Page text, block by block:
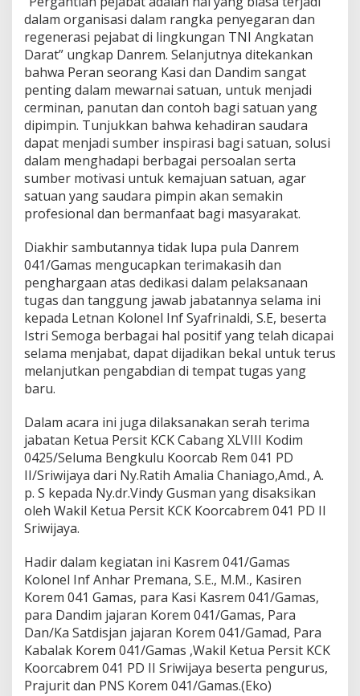
dalam organisasi dalam rangka penyegaran dan
regenerasi pejabat di lingkungan TNI Angkatan
Darat” ungkap Danrem. Selanjutnya ditekankan
bahwa Peran seorang Kasi dan Dandim sangat
penting dalam mewarnai satuan, untuk menjadi
cerminan, panutan dan contoh bagi satuan yang
dipimpin. Tunjukkan bahwa kehadiran saudara
dapat menjadi sumber inspirasi bagi satuan, solusi
dalam menghadapi berbagai persoalan serta
sumber motivasi untuk kemajuan satuan, agar
satuan yang saudara pimpin akan semakin
profesional dan bermanfaat bagi masyarakat.
Diakhir sambutannya tidak lupa pula Danrem
041/Gamas mengucapkan terimakasih dan
penghargaan atas dedikasi dalam pelaksanaan
tugas dan tanggung jawab jabatannya selama ini
kepada Letnan Kolonel Inf Syafrinaldi, S.E, beserta
Istri Semoga berbagai hal positif yang telah dicapai
selama menjabat, dapat dijadikan bekal untuk terus
melanjutkan pengabdian di tempat tugas yang
baru.
Dalam acara ini juga dilaksanakan serah terima
jabatan Ketua Persit KCK Cabang XLVIII Kodim
0425/Seluma Bengkulu Koorcab Rem 041 PD
II/Sriwijaya dari Ny.Ratih Amalia Chaniago,Amd., A.
p. S kepada Ny.dr.Vindy Gusman yang disaksikan
oleh Wakil Ketua Persit KCK Koorcabrem 041 PD II
Sriwijaya.
Hadir dalam kegiatan ini Kasrem 041/Gamas
Kolonel Inf Anhar Premana, S.E., M.M., Kasiren
Korem 041 Gamas, para Kasi Kasrem 041/Gamas,
para Dandim jajaran Korem 041/Gamas, Para
Dan/Ka Satdisjan jajaran Korem 041/Gamad, Para
Kabalak Korem 041/Gamas ,Wakil Ketua Persit KCK
Koorcabrem 041 PD II Sriwijaya beserta pengurus,
Prajurit dan PNS Korem 041/Gamas.(Eko)